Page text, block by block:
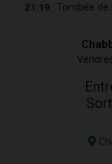
21:19 Tombée de